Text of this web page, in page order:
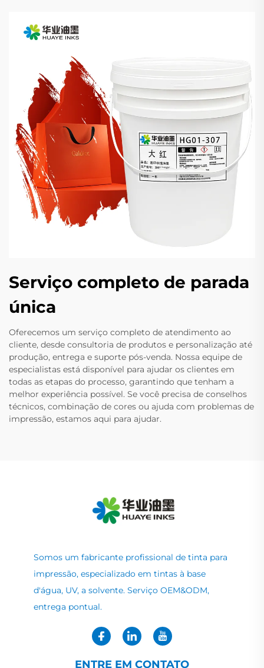
Serviço completo de parada
única
Oferecemos um serviço completo de atendimento ao
cliente, desde consultoria de produtos e personalização até
produção, entrega e suporte pós-venda. Nossa equipe de
especialistas está disponível para ajudar os clientes em
todas as etapas do processo, garantindo que tenham a
melhor experiência possível. Se você precisa de conselhos
técnicos, combinação de cores ou ajuda com problemas de
impressão, estamos aqui para ajudar.
Somos um fabricante profissional de tinta para
impressão, especializado em tintas à base
d'água, UV, a solvente. Serviço OEM&ODM,
entrega pontual.
ENTRE EM CONTATO